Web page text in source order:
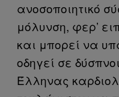
ανοσοποιητικό
μόλυνση, φερ’
και μπορεί να
οδηγεί σε
Έλληνας